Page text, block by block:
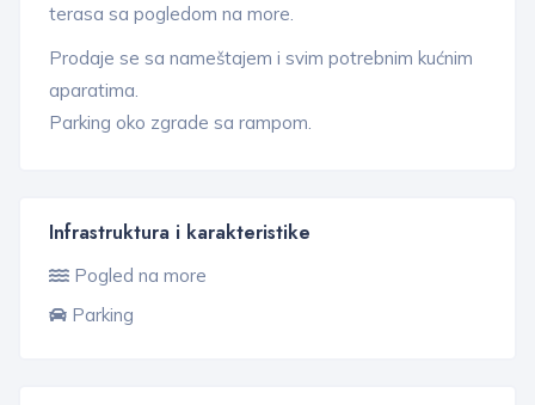
terasa sa pogledom na more.
Prodaje se sa nameštajem i svim potrebnim kućnim
aparatima.
Parking oko zgrade sa rampom.
Infrastruktura i karakteristike
Pogled na more
Parking